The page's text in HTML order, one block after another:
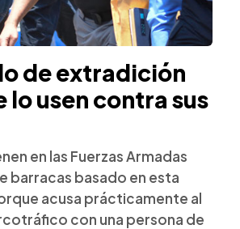
de extradición
lo usen contra sus
en las Fuerzas Armadas
barracas basado en esta
acusa prácticamente al
con una persona de